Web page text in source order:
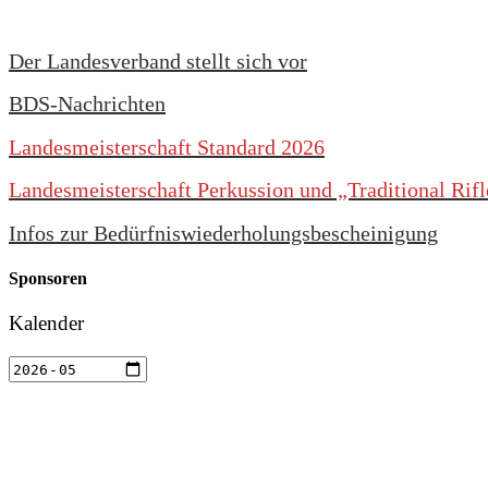
Der Landesverband stellt sich vor
BDS-Nachrichten
Landesmeisterschaft Standard 2026
Landesmeisterschaft Perkussion und „Traditional
Infos zur Bedürfniswiederholungsbescheinigung
Sponsoren
Kalender